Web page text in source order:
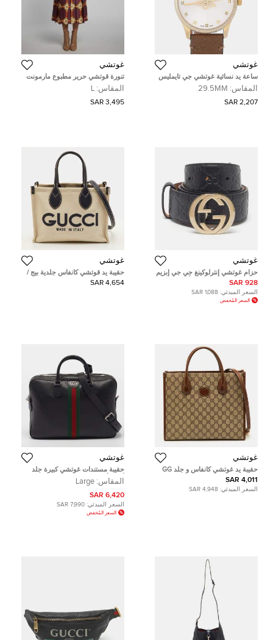
غوتشي
ساعة يد نسائية غوتشي جي تايمليس
YA1265022 ستانلس ستيل مطلية
بالذهب متعدد الألوان كوارتز 29.5 مم
المقاس: 29.5MM
2,207 SAR
غوتشي
تنورة قوتشي حرير مطبوع مارمونت
GG دوبلون هارنس بنفسجي طيات
مقاس كبير (لارج)
المقاس: L
3,495 SAR
غوتشي
حزام غوتشي إنترلوكينغ جي جي إبزيم
85 سم جلد قوتشي سِما أسود
928 SAR
السعر المبدئي: 1,088 SAR
السعر المُخفض
غوتشي
حقيبة يد قوتشي كانفاس جلدية بيج /
كحلية إصدار محدود
4,654 SAR
غوتشي
حقيبة يد غوتشي كانفاس و جلد GG
سوبريم بنية / بيج متشابكة صغيرة رترو
4,011 SAR
السعر المبدئي: 4,948 SAR
غوتشي
حقيبة مستندات غوتشي كبيرة جلد
أسود أوفيديا
المقاس: Large
6,420 SAR
السعر المبدئي: 7,990 SAR
السعر المُخفض